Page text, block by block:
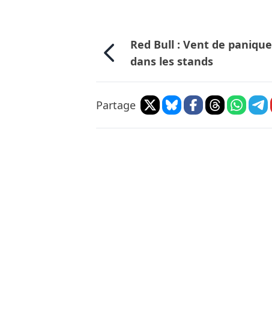
Red Bull : Vent de panique
dans les stands
Partage